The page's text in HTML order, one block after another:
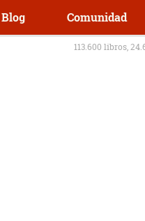
Blog Comunidad
113.600 libros,